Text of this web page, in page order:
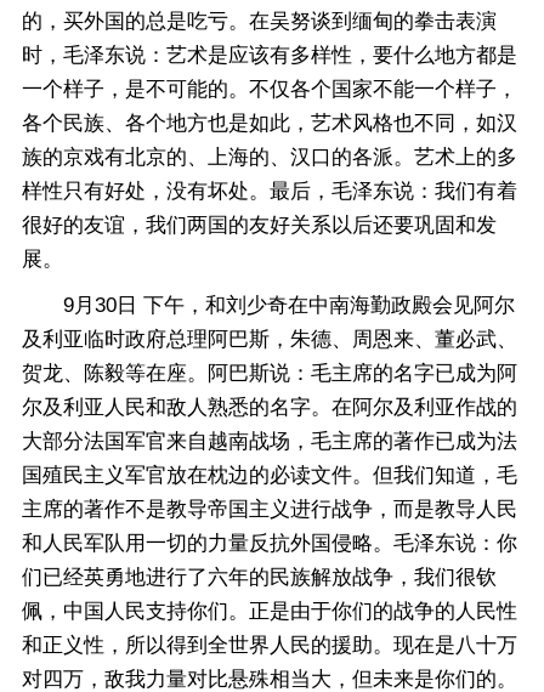
的，买外国的总是吃亏。在吴努谈到缅甸的拳击表演
时，毛泽东说：艺术是应该有多样性，要什么地方都是
一个样子，是不可能的。不仅各个国家不能一个样子，
各个民族、各个地方也是如此，艺术风格也不同，如汉
族的京戏有北京的、上海的、汉口的各派。艺术上的多
样性只有好处，没有坏处。最后，毛泽东说：我们有着
很好的友谊，我们两国的友好关系以后还要巩固和发
展。
9月30日 下午，和刘少奇在中南海勤政殿会见阿尔
及利亚临时政府总理阿巴斯，朱德、周恩来、董必武、
贺龙、陈毅等在座。阿巴斯说：毛主席的名字已成为阿
尔及利亚人民和敌人熟悉的名字。在阿尔及利亚作战的
大部分法国军官来自越南战场，毛主席的著作已成为法
国殖民主义军官放在枕边的必读文件。但我们知道，毛
主席的著作不是教导帝国主义进行战争，而是教导人民
和人民军队用一切的力量反抗外国侵略。毛泽东说：你
们已经英勇地进行了六年的民族解放战争，我们很钦
佩，中国人民支持你们。正是由于你们的战争的人民性
和正义性，所以得到全世界人民的援助。现在是八十万
对四万，敌我力量对比悬殊相当大，但未来是你们的。